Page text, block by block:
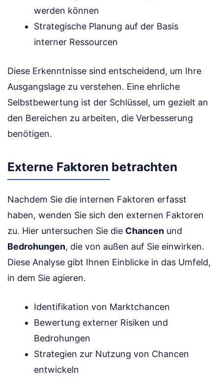
werden können
Strategische Planung auf der Basis
interner Ressourcen
Diese Erkenntnisse sind entscheidend, um Ihre
Ausgangslage zu verstehen. Eine ehrliche
Selbstbewertung ist der Schlüssel, um gezielt an
den Bereichen zu arbeiten, die Verbesserung
benötigen.
Externe Faktoren betrachten
Nachdem Sie die internen Faktoren erfasst
haben, wenden Sie sich den externen Faktoren
zu. Hier untersuchen Sie die Chancen und
Bedrohungen, die von außen auf Sie einwirken.
Diese Analyse gibt Ihnen Einblicke in das Umfeld,
in dem Sie agieren.
Identifikation von Marktchancen
Bewertung externer Risiken und
Bedrohungen
Strategien zur Nutzung von Chancen
entwickeln